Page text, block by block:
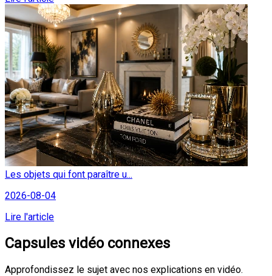
Les objets qui font paraître u...
2026-08-04
Lire l'article
Capsules vidéo connexes
Approfondissez le sujet avec nos explications en vidéo.